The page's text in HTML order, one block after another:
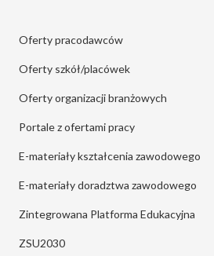
Oferty pracodawców
Oferty szkół/placówek
Oferty organizacji branżowych
Portale z ofertami pracy
E-materiały kształcenia zawodowego
E-materiały doradztwa zawodowego
Zintegrowana Platforma Edukacyjna
ZSU2030